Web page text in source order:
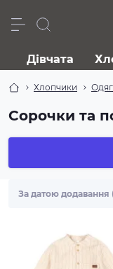
Дівчата
Хлопчики Одяг
Сорочки та